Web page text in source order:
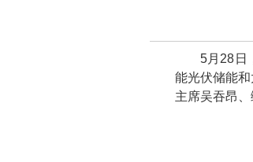
5月28日
能光伏储能
主席吴吞昂